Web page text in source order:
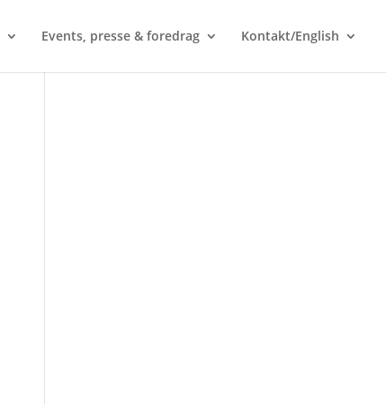
Events, presse & foredrag Kontakt/English